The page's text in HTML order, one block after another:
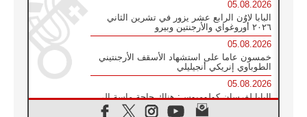
05.08.2026
البابا لاوُن الرابع عشر يزور في تشرين الثاني
٢٠٢٦ أوروغواي والأرجنتين وبيرو
05.08.2026
خمسون عاما على استشهاد الأسقف الأرجنتيني
الطوباوي إنريكي أنجيليلي
05.08.2026
البابا لفرسان كولومبوس: هناك حاجة ماسة إلى
أنبياء تناغم يسعون إلى بناء الجسور